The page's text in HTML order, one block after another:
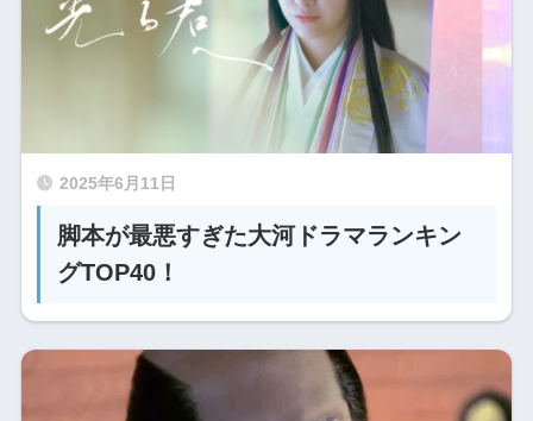
2025年6月11日
脚本が最悪すぎた大河ドラマランキン
グTOP40！